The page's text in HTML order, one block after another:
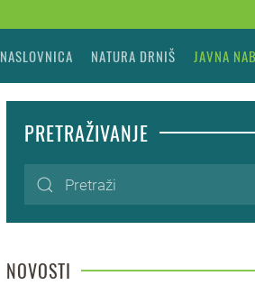
NASLOVNICA NATURA DRNIŠ JAVNA
PRETRAŽIVANJE
NOVOSTI